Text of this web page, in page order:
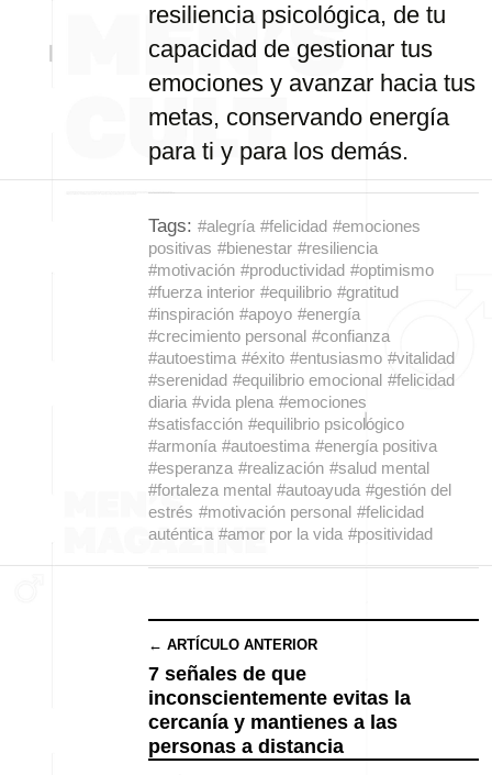
resiliencia psicológica, de tu
capacidad de gestionar tus
emociones y avanzar hacia tus
metas, conservando energía
para ti y para los demás.
Tags: #alegría #felicidad #emociones
positivas #bienestar #resiliencia
#motivación #productividad #optimismo
#fuerza interior #equilibrio #gratitud
#inspiración #apoyo #energía
#crecimiento personal #confianza
#autoestima #éxito #entusiasmo #vitalidad
#serenidad #equilibrio emocional #felicidad
diaria #vida plena #emociones
#satisfacción #equilibrio psicológico
#armonía #autoestima #energía positiva
#esperanza #realización #salud mental
#fortaleza mental #autoayuda #gestión del
estrés #motivación personal #felicidad
auténtica #amor por la vida #positividad
← ARTÍCULO ANTERIOR
7 señales de que
inconscientemente evitas la
cercanía y mantienes a las
personas a distancia